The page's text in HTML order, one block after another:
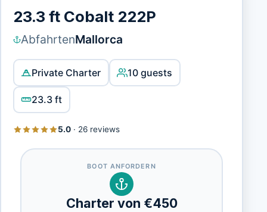
23.3 ft Cobalt 222P
AbfahrtenMallorca
Private Charter 10 guests
23.3 ft
5.0· 26 reviews
BOOT ANFORDERN
Charter von €450